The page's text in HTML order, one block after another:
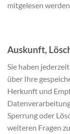
mitgelesen
Auskunft,
Sie haben
über Ihre
Herkunft und
Sperrung oder
weiteren Fragen